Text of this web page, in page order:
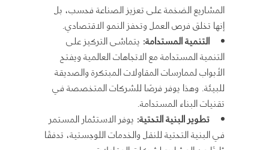
المشاريع الضخمة على تعزيز الصناعة فحسب، بل
إنها تخلق فرص العمل وتحفز النمو الاقتصادي.
التنمية المستدامة: يتماشى التركيز على
التنمية المستدامة مع الاتجاهات العالمية ويفتح
الأبواب لممارسات المقاولات المبتكرة والصديقة
للبيئة. وهذا يوفر فرصًا للشركات المتخصصة في
تقنيات البناء المستدامة.
تطوير البنية التحتية: يوفر الاستثمار المستمر
في البنية التحتية للنقل والخدمات اللوجستية، تدفقًا